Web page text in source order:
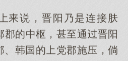
说，晋阳乃是连接肤
郡的中枢，甚至通晋阳
韩国的党郡施压，倘